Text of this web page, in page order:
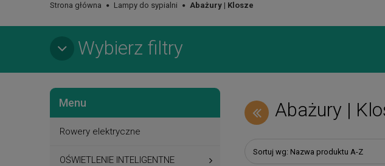
Strona główna Lampy do sypialni Abażury | Klosze
Wybierz filtry
Menu
Rowery elektryczne
OŚWIETLENIE INTELIGENTNE
Abażury |
Sortuj wg: Nazwa produktu A-Z